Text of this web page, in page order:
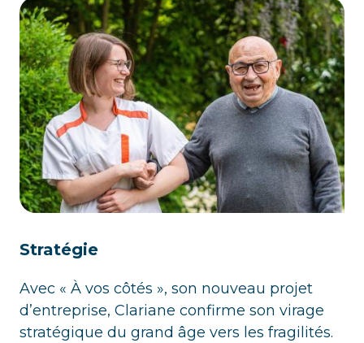
Stratégie
Avec « À vos côtés », son nouveau projet
d’entreprise, Clariane confirme son virage
stratégique du grand âge vers les fragilités.